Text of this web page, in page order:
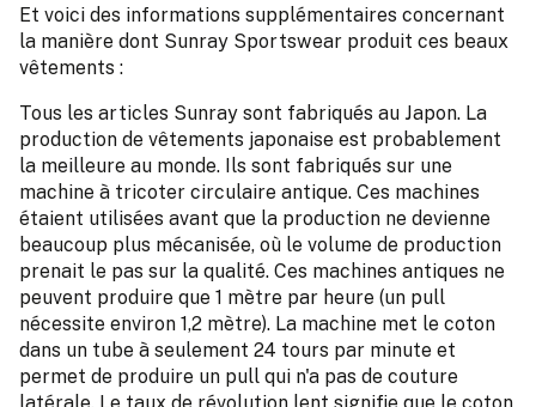
Et voici des informations supplémentaires concernant
la manière dont Sunray Sportswear produit ces beaux
vêtements :
Tous les articles Sunray sont fabriqués au Japon. La
production de vêtements japonaise est probablement
la meilleure au monde. Ils sont fabriqués sur une
machine à tricoter circulaire antique. Ces machines
étaient utilisées avant que la production ne devienne
beaucoup plus mécanisée, où le volume de production
prenait le pas sur la qualité. Ces machines antiques ne
peuvent produire que 1 mètre par heure (un pull
nécessite environ 1,2 mètre). La machine met le coton
dans un tube à seulement 24 tours par minute et
permet de produire un pull qui n'a pas de couture
latérale. Le taux de révolution lent signifie que le coton